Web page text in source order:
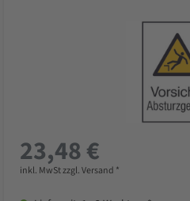
23,48 €
inkl. MwSt zzgl. Versand *